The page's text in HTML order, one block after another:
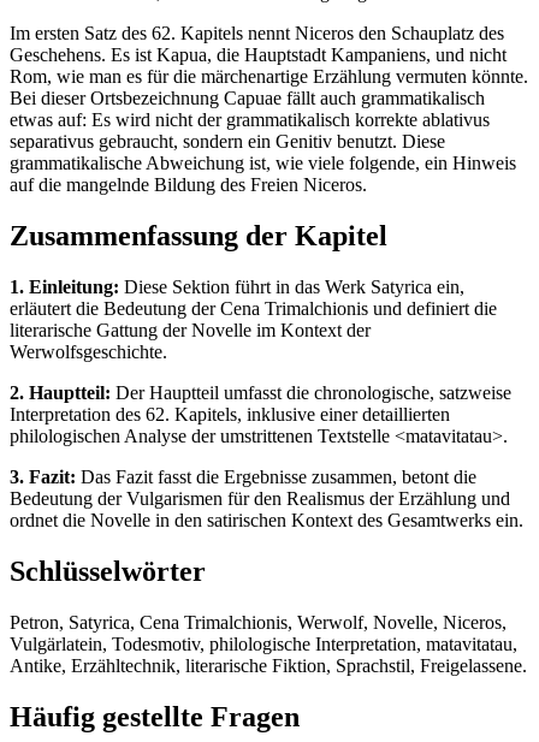
Im ersten Satz des 62. Kapitels nennt Niceros den Schauplatz des
Geschehens. Es ist Kapua, die Hauptstadt Kampaniens, und nicht
Rom, wie man es für die märchenartige Erzählung vermuten könnte.
Bei dieser Ortsbezeichnung Capuae fällt auch grammatikalisch
etwas auf: Es wird nicht der grammatikalisch korrekte ablativus
separativus gebraucht, sondern ein Genitiv benutzt. Diese
grammatikalische Abweichung ist, wie viele folgende, ein Hinweis
auf die mangelnde Bildung des Freien Niceros.
Zusammenfassung der Kapitel
1. Einleitung: Diese Sektion führt in das Werk Satyrica ein,
erläutert die Bedeutung der Cena Trimalchionis und definiert die
literarische Gattung der Novelle im Kontext der
Werwolfsgeschichte.
2. Hauptteil: Der Hauptteil umfasst die chronologische, satzweise
Interpretation des 62. Kapitels, inklusive einer detaillierten
philologischen Analyse der umstrittenen Textstelle <matavitatau>.
3. Fazit: Das Fazit fasst die Ergebnisse zusammen, betont die
Bedeutung der Vulgarismen für den Realismus der Erzählung und
ordnet die Novelle in den satirischen Kontext des Gesamtwerks ein.
Schlüsselwörter
Petron, Satyrica, Cena Trimalchionis, Werwolf, Novelle, Niceros,
Vulgärlatein, Todesmotiv, philologische Interpretation, matavitatau,
Antike, Erzähltechnik, literarische Fiktion, Sprachstil, Freigelassene.
Häufig gestellte Fragen